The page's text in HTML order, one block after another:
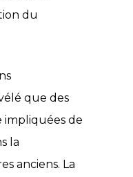
du
que des
impliquées de
la
anciens. La